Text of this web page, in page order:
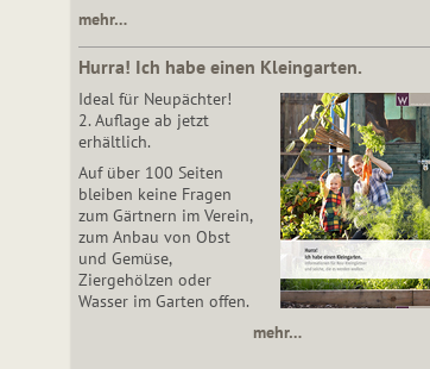
mehr…
Hurra! Ich habe einen Kleingarten.
Ideal für Neupächter!
2. Auflage ab jetzt
erhältlich.
Auf über 100 Seiten
bleiben keine Fragen
zum Gärtnern im Verein,
zum Anbau von Obst
und Gemüse,
Ziergehölzen oder
Wasser im Garten offen.
mehr…